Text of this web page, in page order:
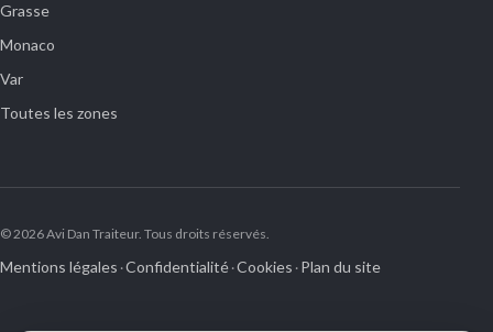
Grasse
Monaco
Var
Toutes les zones
© 2026 Avi Dan Traiteur. Tous droits réservés.
Mentions légales ·Confidentialité ·Cookies · Plan du site